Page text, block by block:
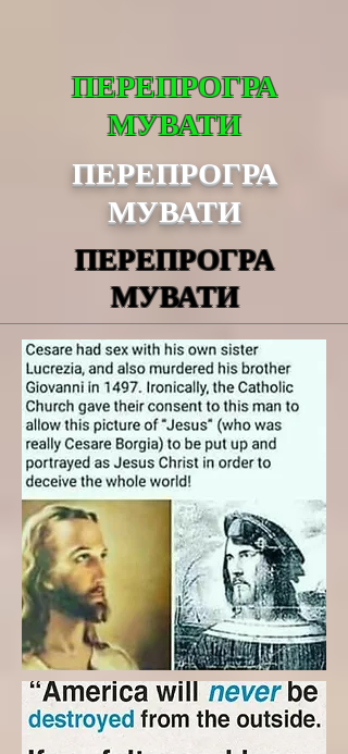
ПЕРЕПРОГРА
МУВАТИ
ПЕРЕПРОГРА
МУВАТИ
ПЕРЕПРОГРА
МУВАТИ